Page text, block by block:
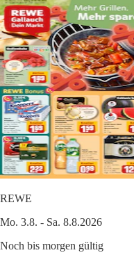
REWE
Mo. 3.8. - Sa. 8.8.2026
Noch bis morgen gültig